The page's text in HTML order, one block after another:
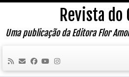
Skip
content
Revista do
Uma publicação da Editora Flor